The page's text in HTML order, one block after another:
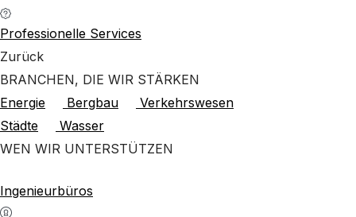
Professionelle Services
Zurück
BRANCHEN, DIE WIR STÄRKEN
Energie
Bergbau
Verkehrswesen
Städte
Wasser
WEN WIR UNTERSTÜTZEN
Ingenieurbüros